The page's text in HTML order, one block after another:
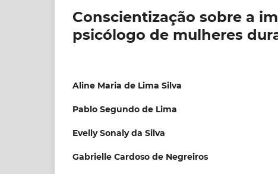
Conscientização sobre a
psicólogo de mulheres
Aline Maria de Lima Silva
Pablo Segundo de Lima
Evelly Sonaly da Silva
Gabrielle Cardoso de Negreiros